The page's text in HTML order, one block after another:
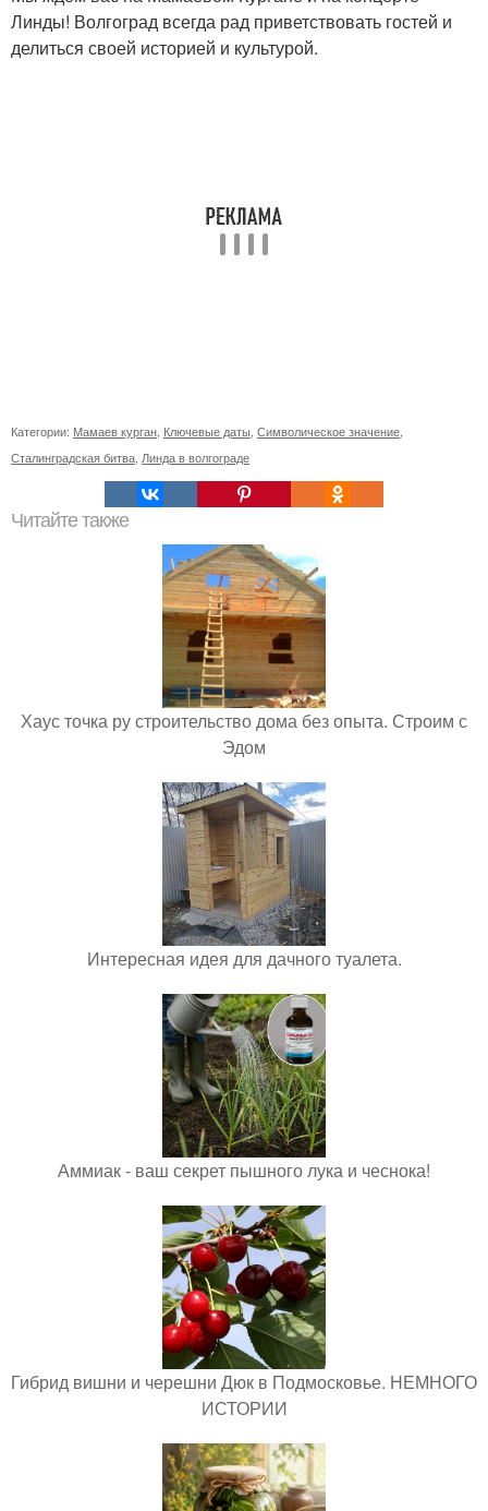
Линды! Волгоград всегда рад приветствовать гостей и
делиться своей историей и культурой.
Категории: Мамаев курган Ключевые даты Символическое значение
Сталинградская битва Линда в волгограде
Читайте также
Хаус точка ру строительство дома без опыта. Строим с
Эдом
Интересная идея для дачного туалета.
Аммиак - ваш секрет пышного лука и чеснока!
Гибрид вишни и черешни Дюк в Подмосковье. НЕМНОГО
ИСТОРИИ